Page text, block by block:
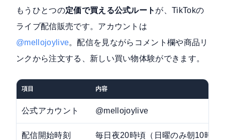
もうひとつの定価で買える公式ルート が、TikTokの
ライブ配信販売です。アカウントは
@mellojoylive。配信を見ながらコメント欄や商品リ
ンクから注文する、新しい買い物体験ができます。
項目 内容
公式アカウント @mellojoylive
配信開始時刻 毎日夜20時頃（日曜のみ朝10時と